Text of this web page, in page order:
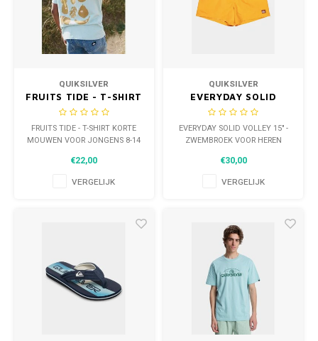
QUIKSILVER
FRUITS TIDE - T-SHIRT
KORTE MOUWEN VOOR
JONGENS 8-14 JAAR
FRUITS TIDE - T-SHIRT KORTE
MOUWEN VOOR JONGENS 8-14
€22,00
VERGELIJK
QUIKSILVER
EVERYDAY SOLID
VOLLEY 15" -
ZWEMBROEK VOOR
HEREN
EVERYDAY SOLID VOLLEY 15" -
ZWEMBROEK VOOR HEREN
€30,00
VERGELIJK